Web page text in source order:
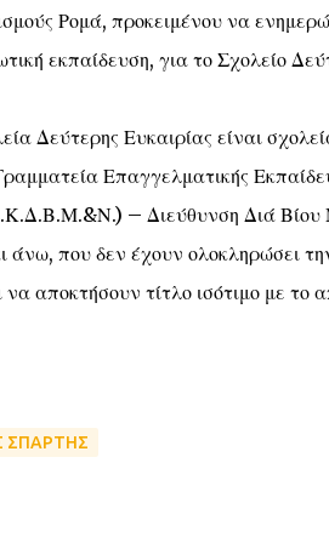
Ρομά, προκειμένου να
εκπαίδευση, για το Σχολείο
Δεύτερης Ευκαιρίας είναι
Επαγγελματικής
– Διεύθυνση Διά Βίου
άνω, που δεν έχουν ολοκληρώσει
να αποκτήσουν τίτλο ισότιμο με το
ΣΠΑΡΤΗΣ